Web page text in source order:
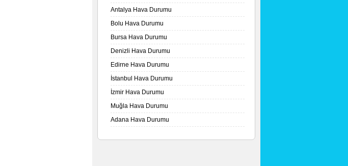
Antalya Hava Durumu
Bolu Hava Durumu
Bursa Hava Durumu
Denizli Hava Durumu
Edirne Hava Durumu
İstanbul Hava Durumu
İzmir Hava Durumu
Muğla Hava Durumu
Adana Hava Durumu